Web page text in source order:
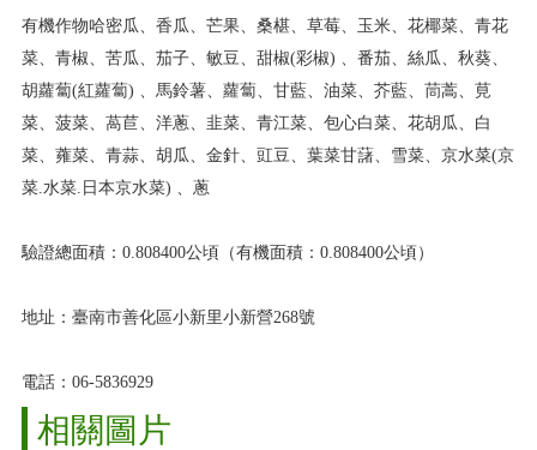
有機作物哈密瓜、香瓜、芒果、桑椹、草莓、玉米、花椰菜、青花
菜、青椒、苦瓜、茄子、敏豆、甜椒(彩椒) 、番茄、絲瓜、秋葵、
胡蘿蔔(紅蘿蔔) 、馬鈴薯、蘿蔔、甘藍、油菜、芥藍、茼蒿、莧
菜、菠菜、萵苣、洋蔥、韭菜、青江菜、包心白菜、花胡瓜、白
菜、蕹菜、青蒜、胡瓜、金針、豇豆、葉菜甘藷、雪菜、京水菜(京
菜.水菜.日本京水菜) 、蔥
驗證總面積：0.808400公頃（有機面積：0.808400公頃）
地址：臺南市善化區小新里小新營268號
電話：06-5836929
相關圖片